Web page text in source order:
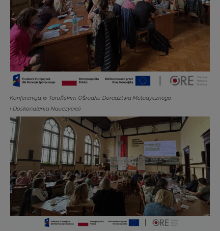
Konferencja w Toruńskim Ośrodku Doradztwa Metodycznego
i Doskonalenia Nauczycieli